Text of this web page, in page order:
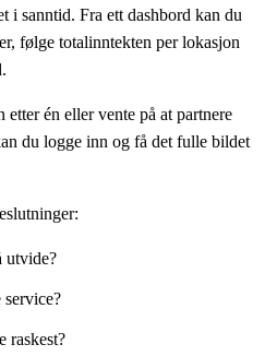
sanntid. Fra ett dashbord kan du
følge totalinntekten per lokasjon
én eller vente på at partnere
du logge inn og få det fulle bildet
utvide?
raskest?